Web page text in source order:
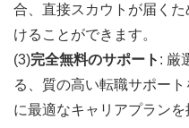
合、直接スカウトが届く
けることができます。
(3)完全無料のサポート : 厳
る、質の高い転職サポー
に最適なキャリアプラン